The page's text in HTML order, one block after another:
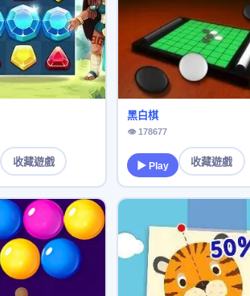
收藏遊戲
黑白棋
👁 178677
▶ Play 收藏遊戲